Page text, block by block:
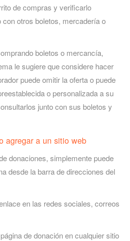
de compras y verificarlo
con otros boletos, mercadería o
boletos o mercancía,
le sugiere que considere hacer
puede omitir la oferta o puede
o personalizada a su
junto con sus boletos y
agregar a un sitio web
donaciones, simplemente puede
desde la barra de direcciones del
en las redes sociales, correos
de donación en cualquier sitio